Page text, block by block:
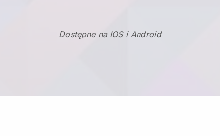
Dostępne na IOS i Android